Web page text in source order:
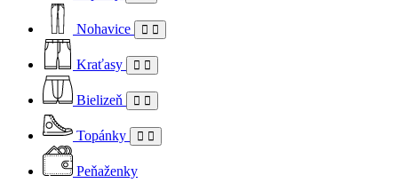
Nohavice
Kraťasy
Bielizeň
Topánky
Peňaženky